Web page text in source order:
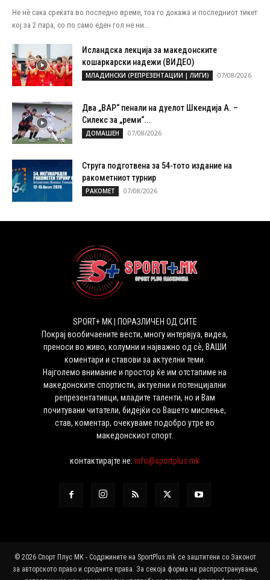
Не нѐ сака среќата во последно време, тоа го докажа и последниот тикет
кој за 2 пара, со по само еден гол не ни...
Исландска лекција за македонските
кошаркарски надежи (ВИДЕО)
МЛАДИНСКИ (РЕПРЕЗЕНТАЦИИ | ЛИГИ) 07/08/2026
Два „ВАР“ пенали на дуелот Шкендија А. –
Силекс за „реми“...
ДОМАШЕН 07/08/2026
Струга подготвена за 54-тото издание на
ракометниот турнир
РАКОМЕТ 07/08/2026
SPORT+ MK | ПОРАЗЛИЧЕН ОД СИТЕ
Покрај вообичаените вести, многу интервјуа, видеа,
преноси во живо, колумни и најважно од сѐ, ВАШИ
коментари и ставови за актуелни теми.
Најголемо внимание и простор ќе им отстапиме на
македонските спортисти, актуелни и потенцијални
репрезентативци, младите таленти, но и Вам
почитувани читатели, бидејќи со Вашето мислење,
став, коментар, очекуваме подобро утре во
македонскиот спорт.
контактирајте не:info@sportplus.mk
© 2026 Спорт Плус МК - Содржините на SportPlus.mk се заштитени со Законот
за авторското право и сродните права. За секоја форма на распространување,